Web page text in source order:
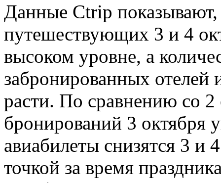
Данные Ctrip показывают,
путешествующих 3 и 4
высоком уровне, а
забронированных отелей
расти. По сравнению со 2
бронирований 3 октября
авиабилеты снизятся 3 и
точкой за время